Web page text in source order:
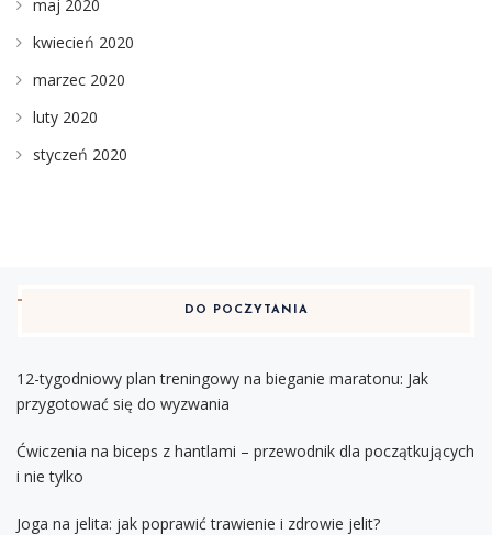
maj 2020
kwiecień 2020
marzec 2020
luty 2020
styczeń 2020
DO POCZYTANIA
12-tygodniowy plan treningowy na bieganie maratonu: Jak
przygotować się do wyzwania
Ćwiczenia na biceps z hantlami – przewodnik dla początkujących
i nie tylko
Joga na jelita: jak poprawić trawienie i zdrowie jelit?